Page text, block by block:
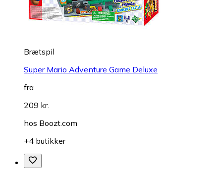
Brætspil
Super Mario Adventure Game Deluxe
fra
209 kr.
hos Boozt.com
+4 butikker